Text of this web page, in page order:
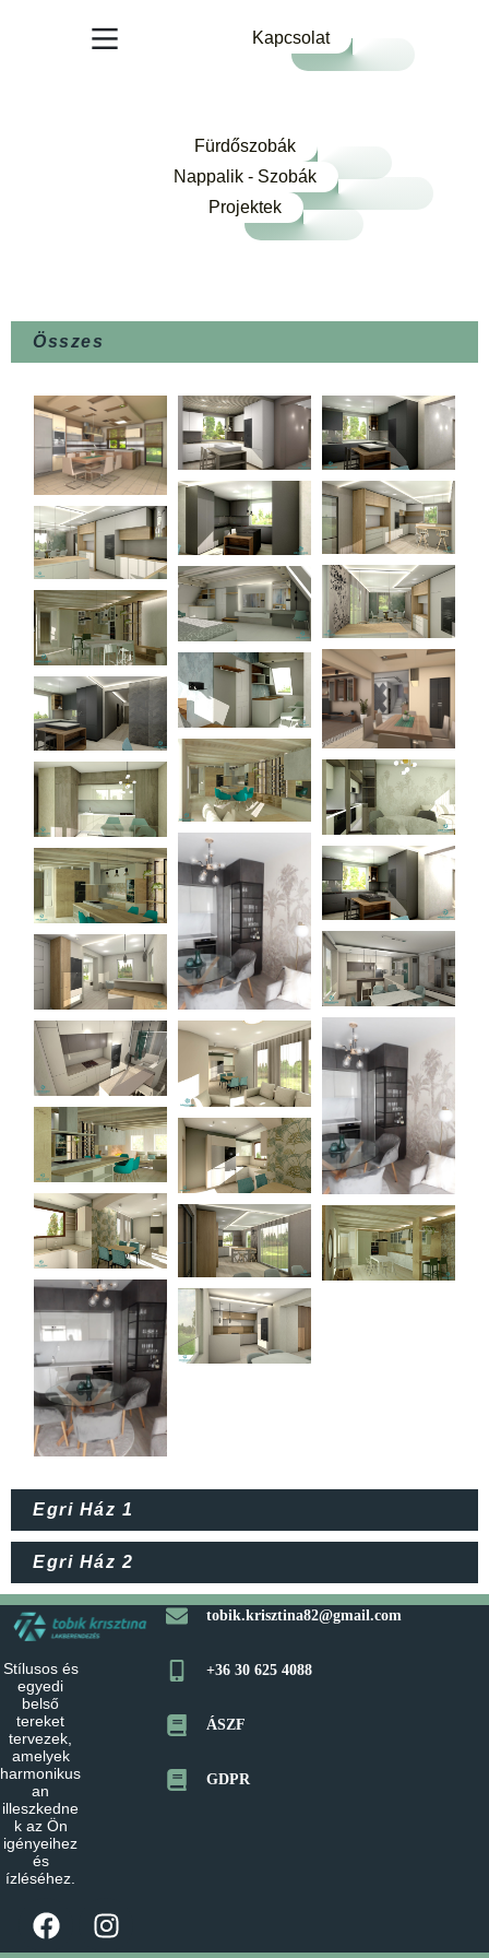
Kapcsolat
Fürdőszobák
Nappalik - Szobák
Projektek
Összes
Egri Ház 1
Egri Ház 2
Stílusos és
egyedi
belső
tereket
tervezek,
amelyek
harmonikus
an
illeszkedne
k az Ön
igényeihez
és
ízléséhez.
tobik.krisztina82@gmail.com
+36 30 625 4088
ÁSZF
GDPR